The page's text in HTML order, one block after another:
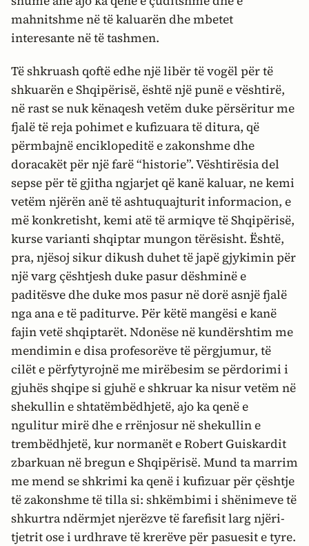
mahnitshme në të kaluarën dhe mbetet
interesante në të tashmen.
Të shkruash qoftë edhe një libër të vogël për të
shkuarën e Shqipërisë, është një punë e vështirë,
në rast se nuk kënaqesh vetëm duke përsëritur me
fjalë të reja pohimet e kufizuara të ditura, që
përmbajnë enciklopeditë e zakonshme dhe
doracakët për një farë “historie”. Vështirësia del
sepse për të gjitha ngjarjet që kanë kaluar, ne kemi
vetëm njërën anë të ashtuquajturit informacion, e
më konkretisht, kemi atë të armiqve të Shqipërisë,
kurse varianti shqiptar mungon tërësisht. Është,
pra, njësoj sikur dikush duhet të japë gjykimin për
një varg çështjesh duke pasur dëshminë e
paditësve dhe duke mos pasur në dorë asnjë fjalë
nga ana e të paditurve. Për këtë mangësi e kanë
fajin vetë shqiptarët. Ndonëse në kundërshtim me
mendimin e disa profesorëve të përgjumur, të
cilët e përfytyrojnë me mirëbesim se përdorimi i
gjuhës shqipe si gjuhë e shkruar ka nisur vetëm në
shekullin e shtatëmbëdhjetë, ajo ka qenë e
ngulitur mirë dhe e rrënjosur në shekullin e
trembëdhjetë, kur normanët e Robert Guiskardit
zbarkuan në bregun e Shqipërisë. Mund ta marrim
me mend se shkrimi ka qenë i kufizuar për çështje
të zakonshme të tilla si: shkëmbimi i shënimeve të
shkurtra ndërmjet njerëzve të farefisit larg njëri-
tjetrit ose i urdhrave të krerëve për pasuesit e tyre.